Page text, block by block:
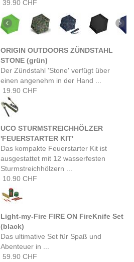
39.90 CHF
ORIGIN OUTDOORS ZÜNDSTAHL
STONE (grün)
Der Zündstahl 'Stone' verfügt über
einen angenehm in der Hand ...
19.90 CHF
UCO STURMSTREICHHÖLZER
'FEUERSTARTER KIT'
Das kompakte Feuerstarter Kit ist
ausgestattet mit 12 wasserfesten
Sturmstreichhölzern ...
10.90 CHF
Light-my-Fire FIRE ON FireKnife Set
(black)
Das ultimative Set für Spaß und
Abenteuer in ...
59.90 CHF